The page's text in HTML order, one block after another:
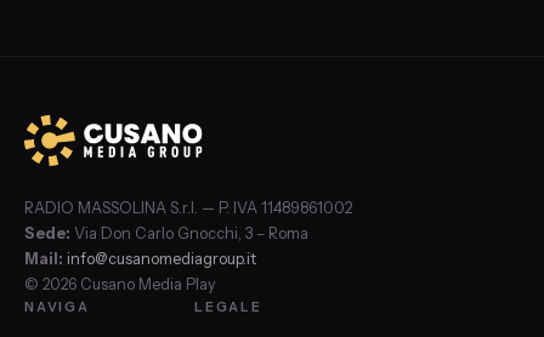
RADIO MASSOLINA S.r.l. — P. IVA 11489861002
Sede: Via Don Carlo Gnocchi, 3 – Roma
Mail: info@cusanomediagroup.it
© 2026 Cusano Media Play
NAVIGA LEGALE